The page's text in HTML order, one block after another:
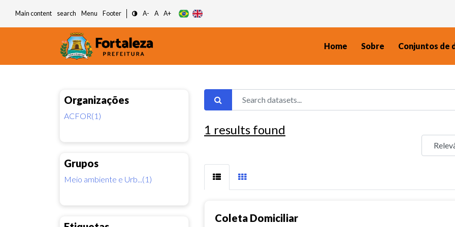
Main content search Menu Footer A- A A+
Home Sobre Conjuntos de
Organizações
ACFOR(1)
Grupos
Meio ambiente e Urb...(1)
1 results found
Coleta Domiciliar